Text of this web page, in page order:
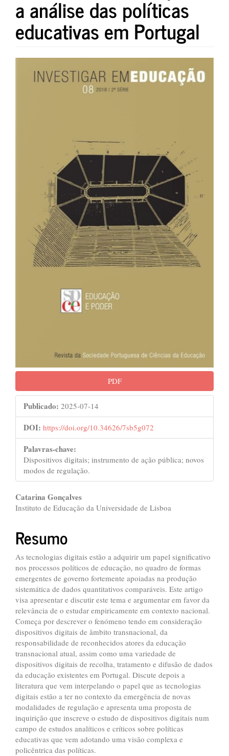
a análise das políticas
educativas em Portugal
PDF
Publicado: 2025-07-14
DOI: https://doi.org/10.34626/7sb5g072
Palavras-chave:
Dispositivos digitais; instrumento de ação pública; novos
modos de regulação.
Catarina Gonçalves
Instituto de Educação da Universidade de Lisboa
Resumo
As tecnologias digitais estão a adquirir um papel significativo
nos processos políticos de educação, no quadro de formas
emergentes de governo fortemente apoiadas na produção
sistemática de dados quantitativos comparáveis. Este artigo
visa apresentar e discutir este tema e argumentar em favor da
relevância de o estudar empiricamente em contexto nacional.
Começa por descrever o fenómeno tendo em consideração
dispositivos digitais de âmbito transnacional, da
responsabilidade de reconhecidos atores da educação
transnacional atual, assim como uma variedade de
dispositivos digitais de recolha, tratamento e difusão de dados
da educação existentes em Portugal. Discute depois a
literatura que vem interpelando o papel que as tecnologias
digitais estão a ter no contexto da emergência de novas
modalidades de regulação e apresenta uma proposta de
inquirição que inscreve o estudo de dispositivos digitais num
campo de estudos analíticos e críticos sobre políticas
educativas que vem adotando uma visão complexa e
policêntrica das políticas.